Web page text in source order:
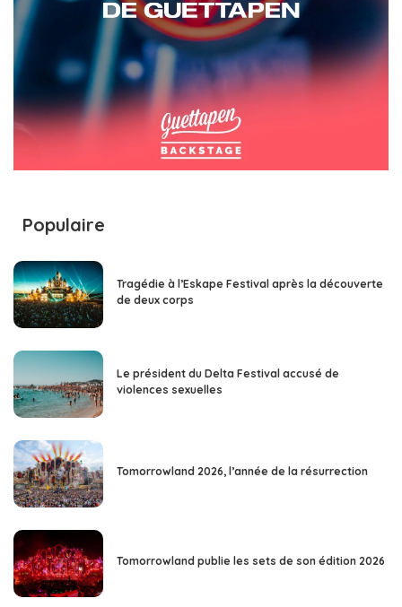
Populaire
Tragédie à l’Eskape Festival après la découverte
de deux corps
Le président du Delta Festival accusé de
violences sexuelles
Tomorrowland 2026, l’année de la résurrection
Tomorrowland publie les sets de son édition 2026